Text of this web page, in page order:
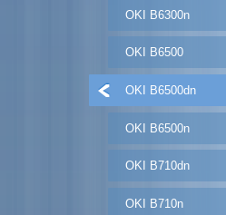
OKI B6300n
OKI B6500
OKI B6500dn
OKI B6500n
OKI B710dn
OKI B710n